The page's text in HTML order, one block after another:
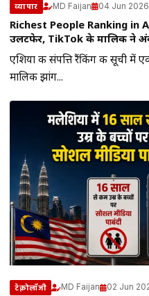
व्यापार MD Faijan 04 Jun 2026
Richest People Ranking in
उलटफेर, TikTok के मालिक ने
एशिया की संपत्ति रैंकिंग की सूची
मालिक झांग...
टेक्नोलॉजी MD Faijan 02 Jun